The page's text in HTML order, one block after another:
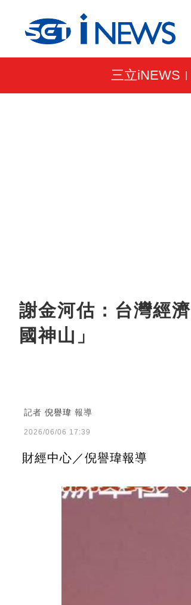
三立iNEWS
謝金河估：台灣經
國神山」
記者 倪譽瑋 報導
2026/06/06 17:39
財經中心／倪譽瑋報導